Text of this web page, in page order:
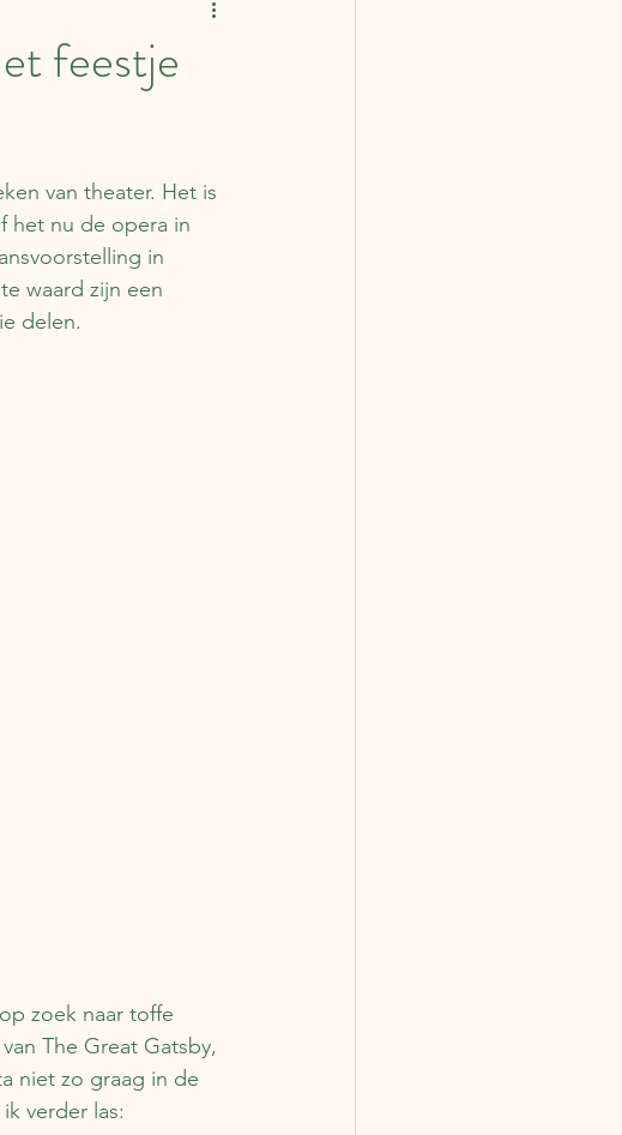
Spanje
Roemenië Portugal
feestje
van theater. Het is
het nu de opera in
in
waard zijn een
delen.
zoek naar toffe
The Great Gatsby,
niet zo graag in de
verder las: